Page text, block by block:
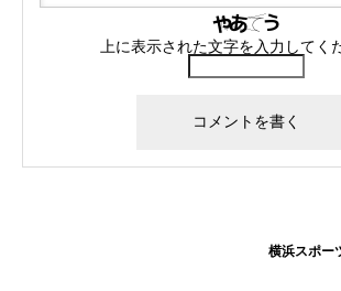
上に表示された文字を入力してく
横浜スポー